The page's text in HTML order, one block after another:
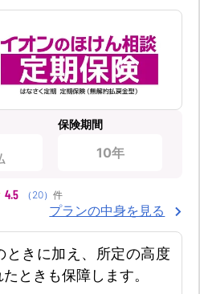
保険期間
10年
4.5 （ 20） 件
プランの中身を見る
ときに加え、所定の高度
ときも保障します。